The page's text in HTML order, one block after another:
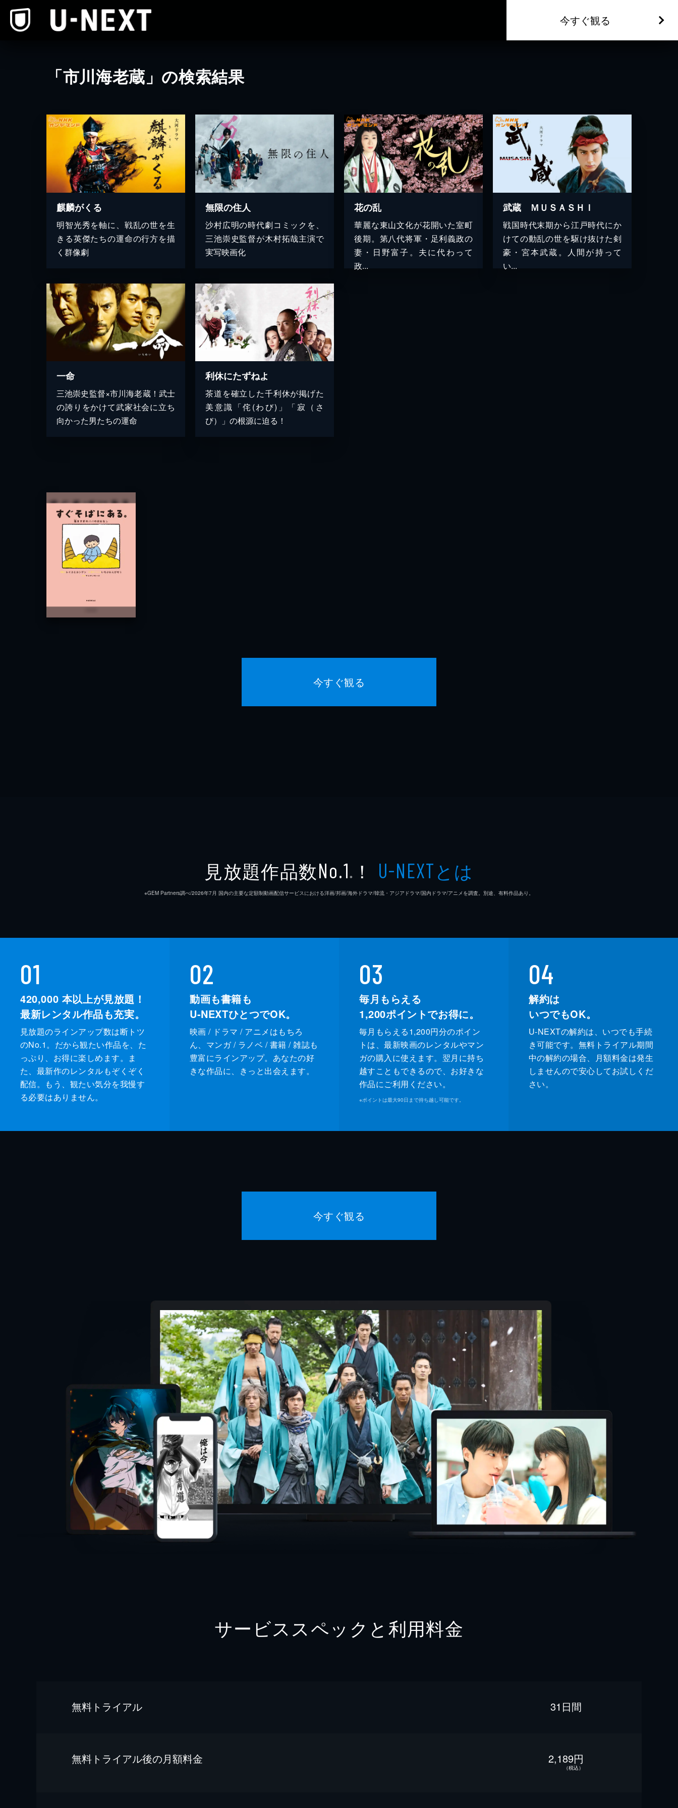
今すぐ観る
「市川海老蔵」の検索結果
麒麟がくる
明智光秀を軸に、戦乱の世を生
きる英傑たちの運命の行方を描
く群像劇
無限の住人
沙村広明の時代劇コミックを、
三池崇史監督が木村拓哉主演で
実写映画化
花の乱
華麗な東山文化が花開いた室町
後期。第八代将軍・足利義政の
妻・日野富子。夫に代わって
政...
武蔵 ＭＵＳＡＳＨＩ
戦国時代末期から江戸時代にか
けての動乱の世を駆け抜けた剣
豪・宮本武蔵。人間が持って
い...
一命
三池崇史監督×市川海老蔵！武士
の誇りをかけて武家社会に立ち
向かった男たちの運命
利休にたずねよ
茶道を確立した千利休が掲げた
美意識「侘(わび)」「寂（さ
び）」の根源に迫る！
今すぐ観る
見放題作品数No.1 ※ ！ U-NEXTとは
※GEM Partners調べ/2026年7⽉ 国内の主要な定額制動画配信サービスにおける洋画/邦画/海外ドラマ/韓流・アジアドラマ/国内ドラマ/アニメを調査。別途、有料作品あり。
01
420,000 本以上が見放題！
最新レンタル作品も充実。
見放題のラインアップ数は断トツ
のNo.1。だから観たい作品を、た
っぷり、お得に楽しめます。ま
た、最新作のレンタルもぞくぞく
配信。もう、観たい気分を我慢す
る必要はありません。
02
動画も書籍も
U-NEXTひとつでOK。
映画 / ドラマ / アニメはもちろ
ん、マンガ / ラノベ / 書籍 / 雑誌も
豊富にラインアップ。あなたの好
きな作品に、きっと出会えます。
03
毎月もらえる
1,200ポイントでお得に。
毎月もらえる1,200円分のポイン
トは、最新映画のレンタルやマン
ガの購入に使えます。翌月に持ち
越すこともできるので、お好きな
作品にご利用ください。
※ポイントは最大90日まで持ち越し可能です。
04
解約は
いつでもOK。
U-NEXTの解約は、いつでも手続
き可能です。無料トライアル期間
中の解約の場合、月額料金は発生
しませんので安心してお試しくだ
さい。
今すぐ観る
サービススペックと利用料金
無料トライアル 31日間
無料トライアル後の⽉額料金 2,189円
（税込）